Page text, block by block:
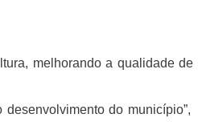
melhorando a qualidade de
do município”,